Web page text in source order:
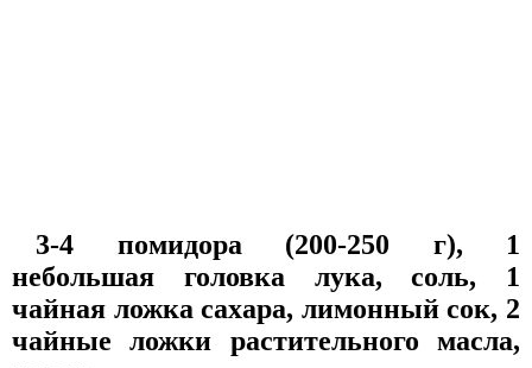
3-4 помидора (200-250 г), 1
небольшая головка лука, соль, 1
чайная ложка сахара, лимонный сок, 2
чайные ложки растительного масла,